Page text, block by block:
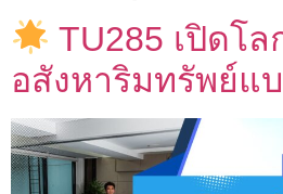
TU285 เปิดโล
อสังหาริมทรัพย์แ